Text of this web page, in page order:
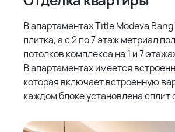
В апартаментах Title Modeva
плитка, а с 2 по 7 этаж метриал
потолков комплекса на 1 и 7
В апартаментах имеется
которая включает встроенную
каждом блоке установлена сплит